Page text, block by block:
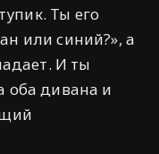
Ты его
или синий?», а
И ты
дивана и